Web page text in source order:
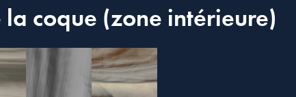
la coque (zone intérieure)